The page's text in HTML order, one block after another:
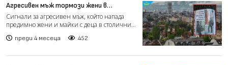
Агресивен мъж тормози жени в
столичния квартал „Редута“ (видео)
Сигнали за агресивен мъж, който напада
предимно жени и майки с деца в столичния
преди 4 месеца 452